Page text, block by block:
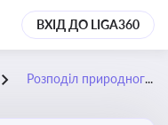
ВХІД ДО LIGA360
Розподіл природного газу, правила газопостачання